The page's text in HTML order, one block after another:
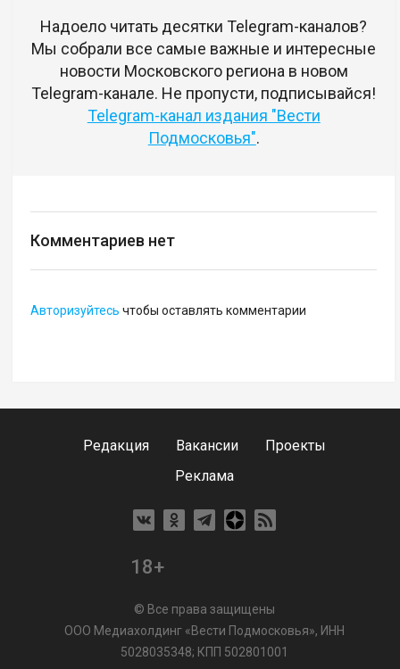
Надоело читать десятки Telegram-каналов?
Мы собрали все самые важные и интересные
новости Московского региона в новом
Telegram-канале. Не пропусти, подписывайся!
Telegram-канал издания "Вести
Подмосковья".
Комментариев нет
Авторизуйтесь чтобы оставлять комментарии
Редакция Вакансии
Проекты
Реклама
18+
© Все права защищены
ООО Медиахолдинг «Вести Подмосковья», ИНН
5028035348; КПП 502801001